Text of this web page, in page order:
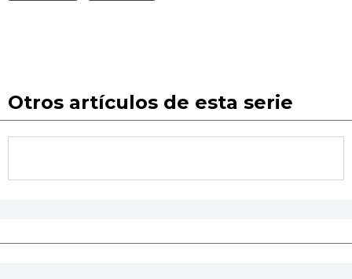
Otros artículos de esta serie